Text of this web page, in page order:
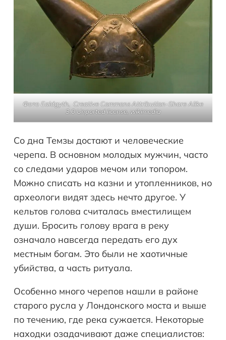
Фото Ealdgyth, Creative Commons Attribution-Share Alike
3.0 Unported license, wikimedia
Со дна Темзы достают и человеческие
черепа. В основном молодых мужчин, часто
со следами ударов мечом или топором.
Можно списать на казни и утопленников, но
археологи видят здесь нечто другое. У
кельтов голова считалась вместилищем
души. Бросить голову врага в реку
означало навсегда передать его дух
местным богам. Это были не хаотичные
убийства, а часть ритуала.
Особенно много черепов нашли в районе
старого русла у Лондонского моста и выше
по течению, где река сужается. Некоторые
находки озадачивают даже специалистов: